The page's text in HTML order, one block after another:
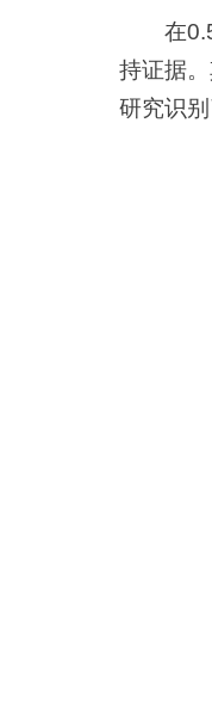
在
持证据
研究识